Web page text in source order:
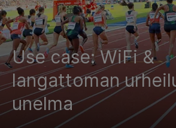
Use case: WiFi &
langattoman
unelma